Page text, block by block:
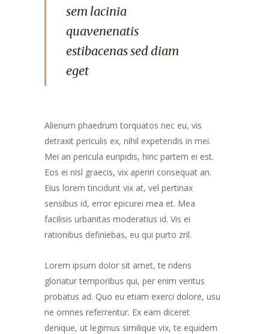
sem lacinia
quavenenatis
estibacenas sed diam
eget
Alienum phaedrum torquatos nec eu, vis
detraxit periculis ex, nihil expetendis in mei.
Mei an pericula euripidis, hinc partem ei est.
Eos ei nisl graecis, vix aperiri consequat an.
Eius lorem tincidunt vix at, vel pertinax
sensibus id, error epicurei mea et. Mea
facilisis urbanitas moderatius id. Vis ei
rationibus definiebas, eu qui purto zril.
Lorem ipsum dolor sit amet, te ridens
gloriatur temporibus qui, per enim veritus
probatus ad. Quo eu etiam exerci dolore, usu
ne omnes referrentur. Ex eam diceret
denique, ut legimus similique vix, te equidem